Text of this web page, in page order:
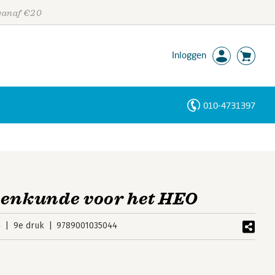
€20
Inloggen
010-4731397
voor het HEO
9e druk 9789001035044
Personen